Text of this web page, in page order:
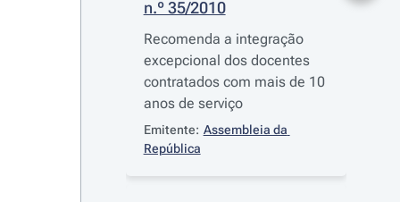
n.º 35/2010
Recomenda a integração
excepcional dos docentes
contratados com mais de 10
anos de serviço
Emitente: Assembleia da
República